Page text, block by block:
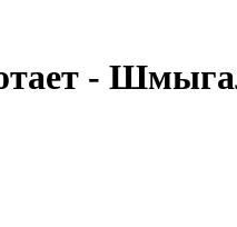
-